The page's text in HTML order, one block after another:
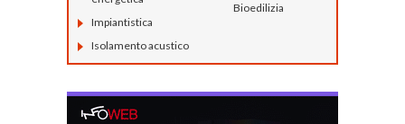
Impiantistica
Isolamento acustico
Bioedilizia